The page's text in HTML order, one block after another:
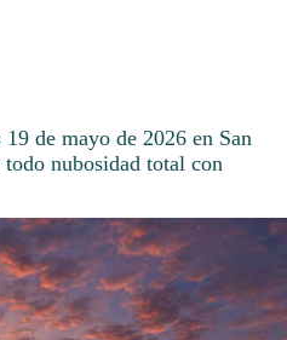
de mayo de 2026 en San
todo nubosidad total con